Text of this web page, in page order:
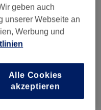
( 8)
ab 55,25 €
ab 9 €
& Stylings/
28 €
geben auch
unserer Webseite an
Werbung und
Alle Cookies
akzeptieren